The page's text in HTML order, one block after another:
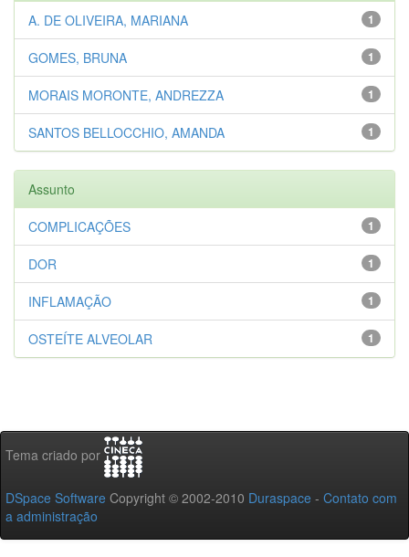
1
A. DE OLIVEIRA, MARIANA
1
GOMES, BRUNA
1
MORAIS MORONTE, ANDREZZA
1
SANTOS BELLOCCHIO, AMANDA
Assunto
1
COMPLICAÇÕES
1
DOR
1
INFLAMAÇÃO
1
OSTEÍTE ALVEOLAR
Tema criado por
DSpace Software Copyright © 2002-2010 Duraspace - Contato com
a administração